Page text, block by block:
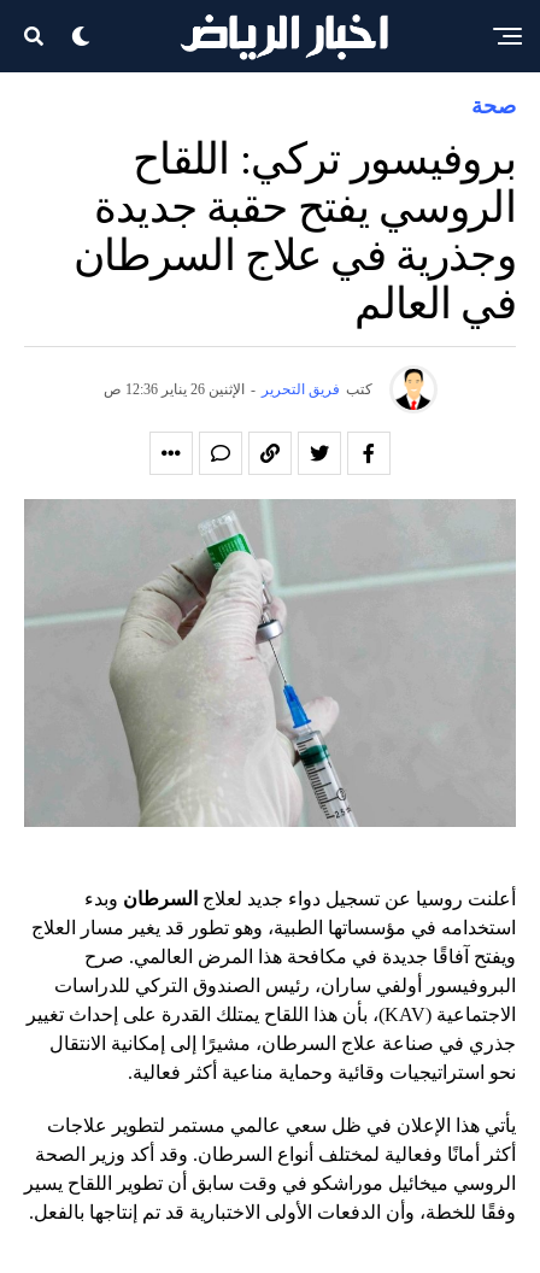
صحة
بروفيسور تركي: اللقاح
الروسي يفتح حقبة جديدة
وجذرية في علاج السرطان
في العالم
كتب فريق التحرير - الإثنين 26 يناير 12:36 ص
أعلنت روسيا عن تسجيل دواء جديد لعلاج السرطان وبدء
استخدامه في مؤسساتها الطبية، وهو تطور قد يغير مسار العلاج
ويفتح آفاقًا جديدة في مكافحة هذا المرض العالمي. صرح
البروفيسور أولفي ساران، رئيس الصندوق التركي للدراسات
الاجتماعية (KAV)، بأن هذا اللقاح يمتلك القدرة على إحداث تغيير
جذري في صناعة علاج السرطان، مشيرًا إلى إمكانية الانتقال
نحو استراتيجيات وقائية وحماية مناعية أكثر فعالية.
يأتي هذا الإعلان في ظل سعي عالمي مستمر لتطوير علاجات
أكثر أمانًا وفعالية لمختلف أنواع السرطان. وقد أكد وزير الصحة
الروسي ميخائيل موراشكو في وقت سابق أن تطوير اللقاح يسير
وفقًا للخطة، وأن الدفعات الأولى الاختبارية قد تم إنتاجها بالفعل.